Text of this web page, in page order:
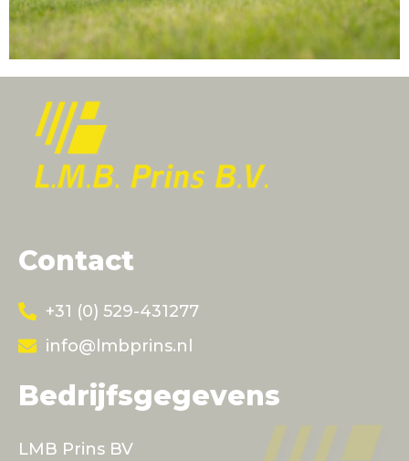
Contact
+31 (0) 529-431277
info@lmbprins.nl
Bedrijfsgegevens
LMB Prins BV